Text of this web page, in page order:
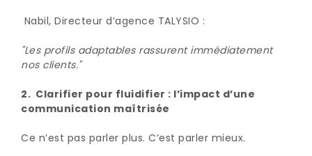
Nabil, Directeur d’agence TALYSIO :
"Les profils adaptables rassurent immédiatement
nos clients."
2. Clarifier pour fluidifier : l’impact d’une
communication maîtrisée
Ce n’est pas parler plus. C’est parler mieux.